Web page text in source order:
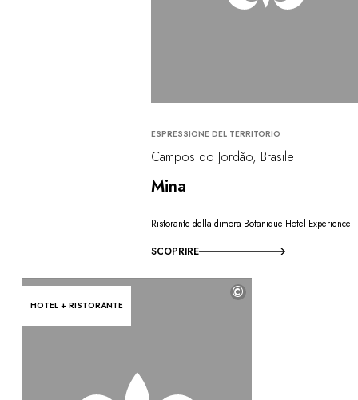
ESPRESSIONE DEL TERRITORIO
Campos do Jordão, Brasile
Mina
Ristorante della dimora Botanique Hotel Experience
SCOPRIRE
HOTEL + RISTORANTE
©